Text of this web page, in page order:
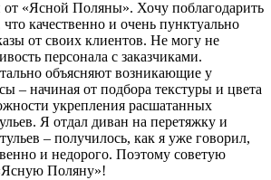
«Ясной Поляны». Хочу поблагодарить
что качественно и очень пунктуально
от своих клиентов. Не могу не
персонала с заказчиками.
объясняют возникающие у
– начиная от подбора текстуры и цвета
укрепления расшатанных
Я отдал диван на перетяжку и
– получилось, как я уже говорил,
и недорого. Поэтому советую
Поляну»!